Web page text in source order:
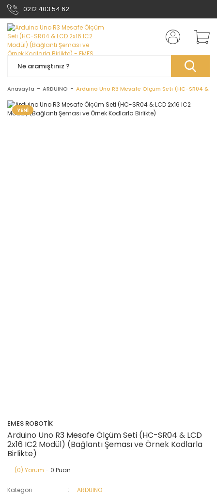
0212 403 54 62
Anasayfa ARDUINO Arduino Uno R3 Mesafe Ölçüm Seti (HC-SR04 &
YENİ
EMES ROBOTİK
Arduino Uno R3 Mesafe Ölçüm Seti (HC-SR04 & LCD
2x16 IC2 Modül) (Bağlantı Şeması ve Örnek Kodlarla
Birlikte)
(0) Yorum - 0 Puan
Kategori
ARDUINO